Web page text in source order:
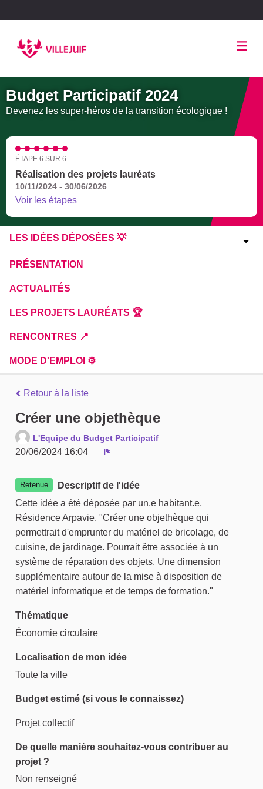
Budget Participatif 2024
Devenez les super-héros de la transition écologique !
ÉTAPE 6 SUR 6
Réalisation des projets lauréats
10/11/2024 - 30/06/2026
Voir les étapes
LES IDÉES DÉPOSÉES 💡
PRÉSENTATION
ACTUALITÉS
LES PROJETS LAURÉATS 🏆
RENCONTRES 📍
MODE D'EMPLOI ⚙️
Retour à la liste
Créer une objethèque
L'Equipe du Budget Participatif
20/06/2024 16:04
Retenue
Descriptif de l'idée
Cette idée a été déposée par un.e habitant.e,
Résidence Arpavie. "Créer une objethèque qui
permettrait d'emprunter du matériel de bricolage, de
cuisine, de jardinage. Pourrait être associée à un
système de réparation des objets. Une dimension
supplémentaire autour de la mise à disposition de
matériel informatique et de temps de formation."
Thématique
Économie circulaire
Localisation de mon idée
Toute la ville
Budget estimé (si vous le connaissez)
Projet collectif
De quelle manière souhaitez-vous contribuer au
projet ?
Non renseigné